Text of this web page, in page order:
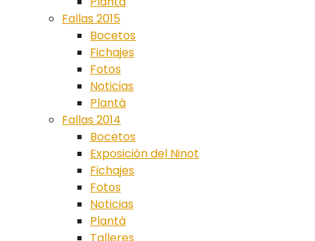
Fallas 2015
Bocetos
Fichajes
Fotos
Noticias
Plantà
Fallas 2014
Bocetos
Exposición del Ninot
Fichajes
Fotos
Noticias
Plantà